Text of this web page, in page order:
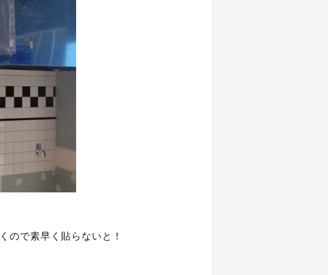
ので素早く貼らないと！